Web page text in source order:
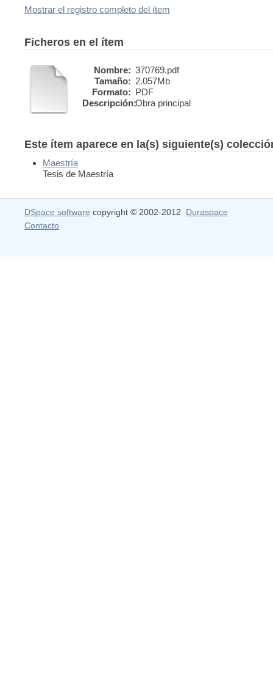
Mostrar el registro completo del ítem
Ficheros en el ítem
Nombre: 370769.pdf
Tamaño: 2.057Mb
Formato: PDF
Descripción:Obra principal
Este ítem aparece en la(s) siguiente(s)
Maestría
Tesis de Maestría
DSpace software copyright © 2002-2012 Duraspace
Contacto